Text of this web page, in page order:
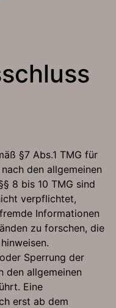
§7 Abs.1 TMG für
den allgemeinen
8 bis 10 TMG sind
verpflichtet,
Informationen
zu forschen, die
Sperrung der
den allgemeinen
Eine
erst ab dem